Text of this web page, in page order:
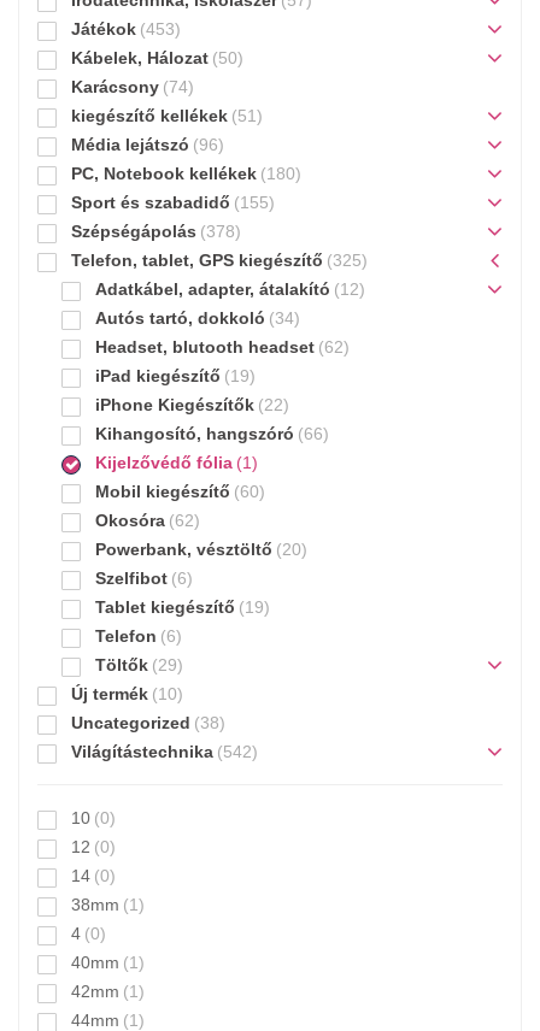
Játékok (453)
Kábelek, Hálozat (50)
Karácsony (74)
kiegészítő kellékek (51)
Média lejátszó (96)
PC, Notebook kellékek (180)
Sport és szabadidő (155)
Szépségápolás (378)
Telefon, tablet, GPS kiegészítő (325)
Adatkábel, adapter, átalakító (12)
Autós tartó, dokkoló (34)
Headset, blutooth headset (62)
iPad kiegészítő (19)
iPhone Kiegészítők (22)
Kihangosító, hangszóró (66)
Kijelzővédő fólia (1)
Mobil kiegészítő (60)
Okosóra (62)
Powerbank, vésztöltő (20)
Szelfibot (6)
Tablet kiegészítő (19)
Telefon (6)
Töltők (29)
Új termék (10)
Uncategorized (38)
Világítástechnika (542)
10 (0)
12 (0)
14 (0)
38mm (1)
4 (0)
40mm (1)
42mm (1)
44mm (1)